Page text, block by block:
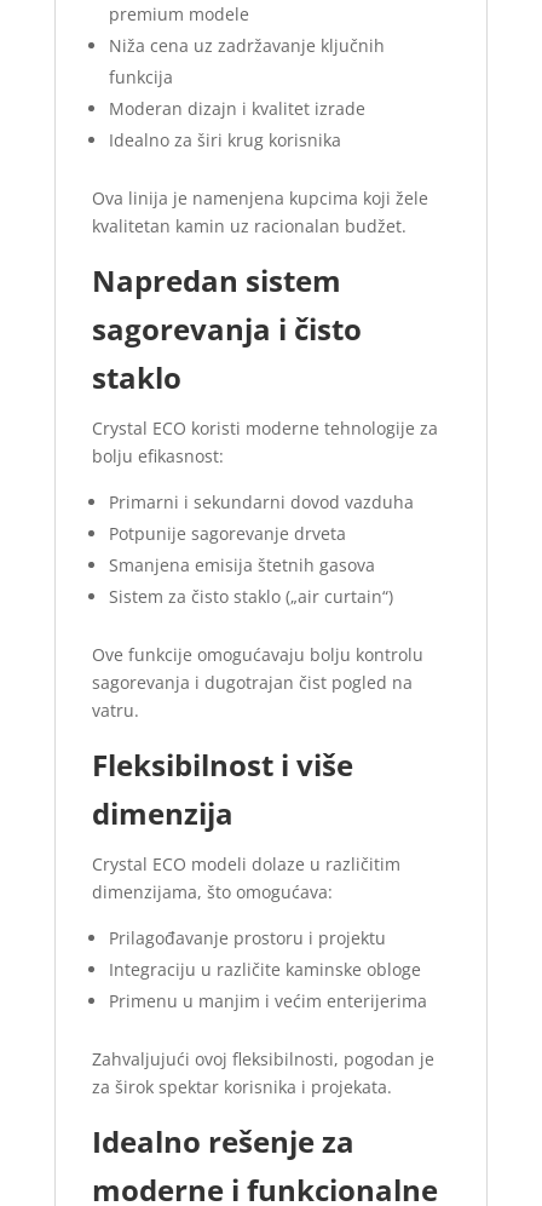
premium modele
Niža cena uz zadržavanje ključnih
funkcija
Moderan dizajn i kvalitet izrade
Idealno za širi krug korisnika
Ova linija je namenjena kupcima koji žele
kvalitetan kamin uz racionalan budžet.
Napredan sistem
sagorevanja i čisto
staklo
Crystal ECO koristi moderne tehnologije za
bolju efikasnost:
Primarni i sekundarni dovod vazduha
Potpunije sagorevanje drveta
Smanjena emisija štetnih gasova
Sistem za čisto staklo („air curtain“)
Ove funkcije omogućavaju bolju kontrolu
sagorevanja i dugotrajan čist pogled na
vatru.
Fleksibilnost i više
dimenzija
Crystal ECO modeli dolaze u različitim
dimenzijama, što omogućava:
Prilagođavanje prostoru i projektu
Integraciju u različite kaminske obloge
Primenu u manjim i većim enterijerima
Zahvaljujući ovoj fleksibilnosti, pogodan je
za širok spektar korisnika i projekata.
Idealno rešenje za
moderne i funkcionalne